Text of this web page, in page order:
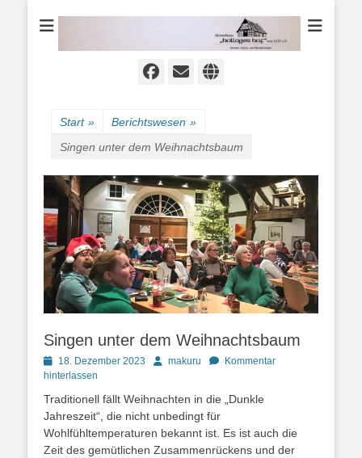
Heimathaus
Hollager Hof v.
Facebook
E-
Website
Start » Berichtswesen »
Singen unter dem Weihnachtsbaum
Singen unter dem Weihnachtsbaum
Posted
on
18. Dezember 2023 Autormakuru
Kommentar
hinterlassen
Traditionell fällt Weihnachten in die „Dunkle
Jahreszeit“, die nicht unbedingt für
Wohlfühltemperaturen bekannt ist. Es ist auch die
Zeit des gemütlichen Zusammenrückens und der